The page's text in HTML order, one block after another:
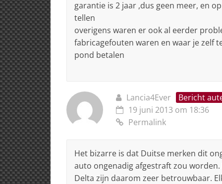
garantie is 2 jaar ,dus geen meer, en
tellen
overigens waren er ook al eerder
fabricagefouten waren en waar je zelf
pond betalen
Lancia4Ever
Bericht
19 juni 2013 om 18:36
Permalink
Het bizarre is dat Duitse merken dit
auto ongenadig afgestraft zou worden.
Delta zijn daarom zeer betrouwbaar.